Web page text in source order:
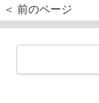
＜ 前のページ